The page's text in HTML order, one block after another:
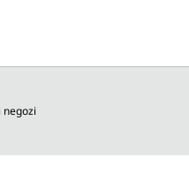
negozi